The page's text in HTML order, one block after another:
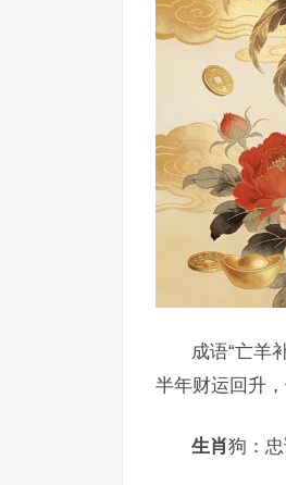
成语“亡羊
半年财运回升
生肖狗：